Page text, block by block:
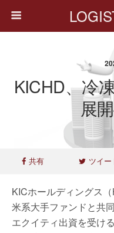
KICHD、冷
展
共有 ツイー
KICホールディングス
米系大手ファンドと共
エクイティ出資を受け